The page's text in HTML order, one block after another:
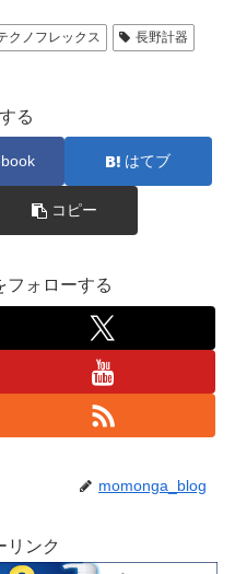
クノフレックス
長野計器
る
はてブ
コピー
フォローする
momonga_blog
リンク